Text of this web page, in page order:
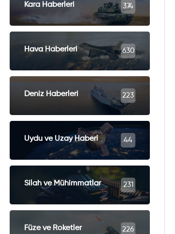
Kara Haberleri 374
Hava Haberleri 630
Deniz Haberleri 223
Uydu ve Uzay Haberi 44
Silah ve Mühimmatlar 231
Füze ve Roketler 226